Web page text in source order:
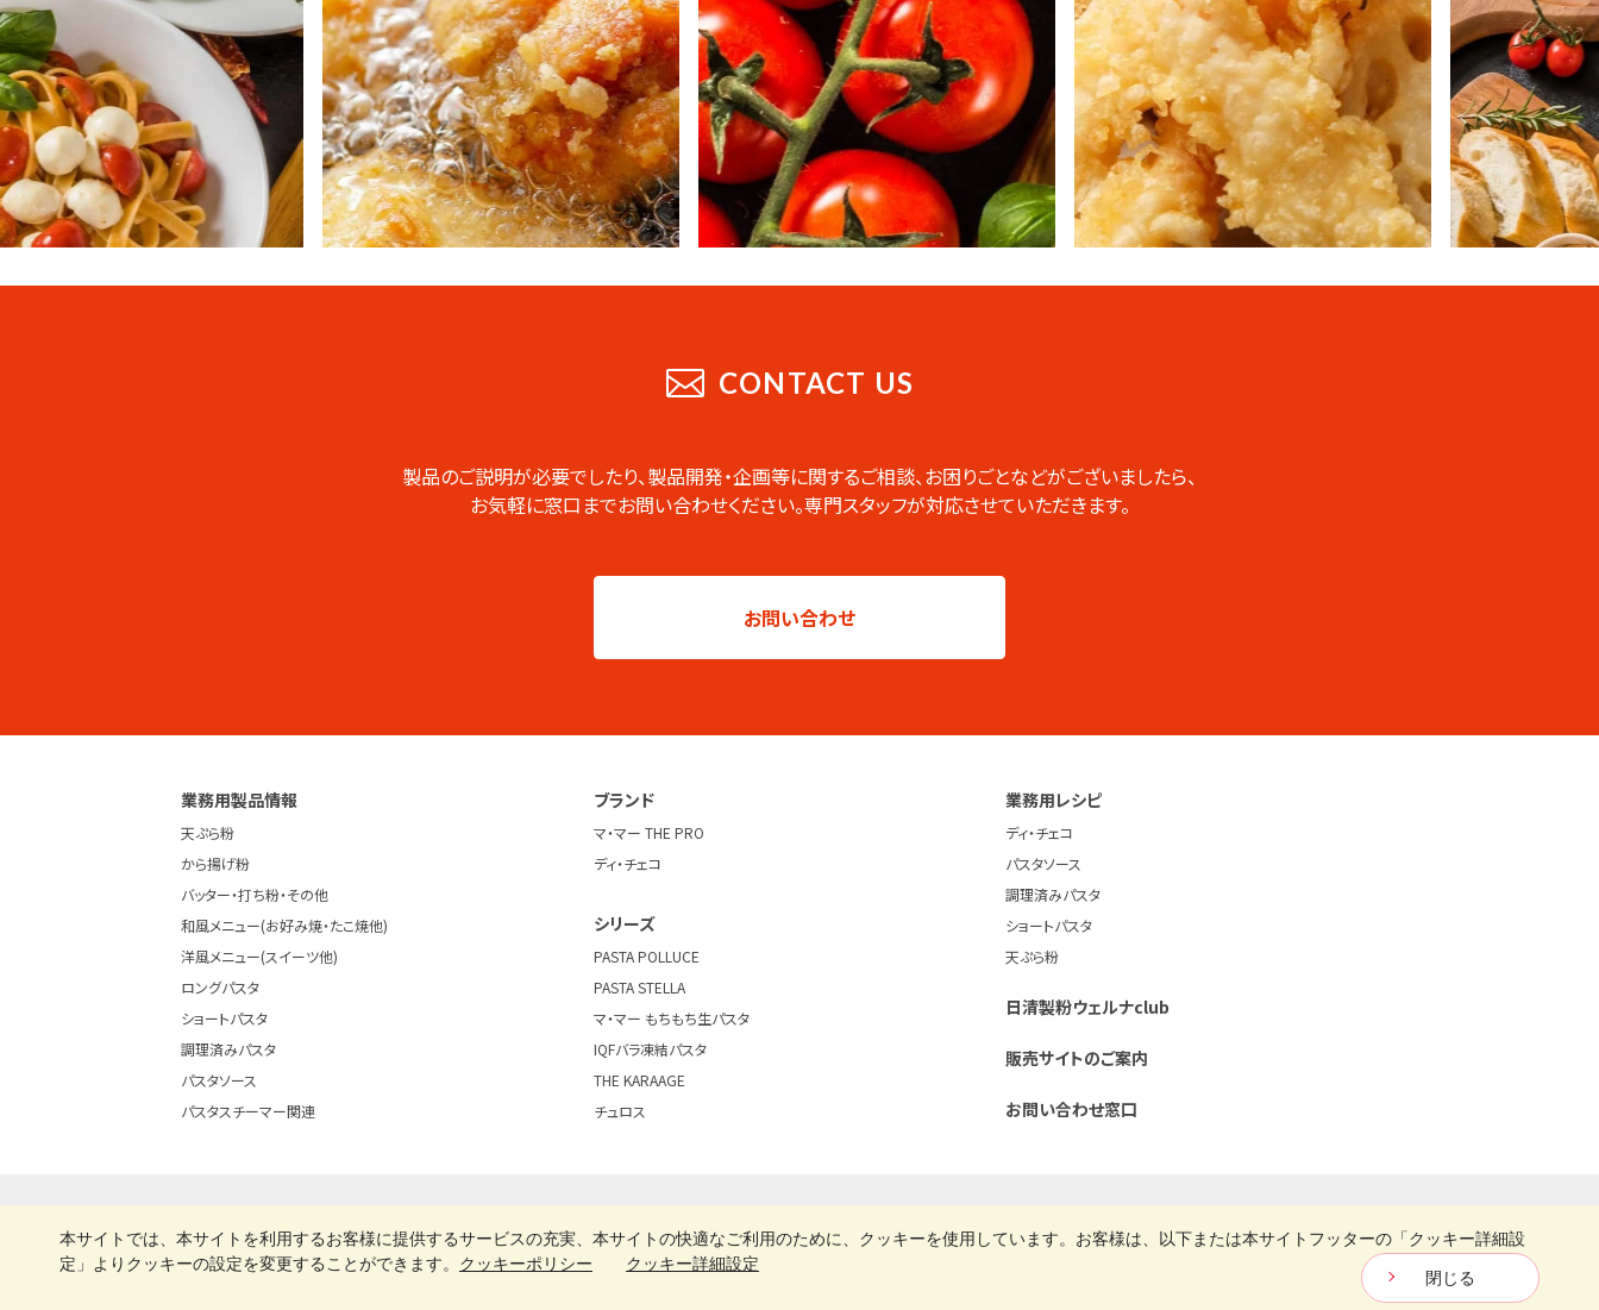
パンフレットは専用
ページでご覧くださ
パンフレット
はこちらから
CONTACT US
製品のご説明が必要でしたり、製品開発・企画等に関するご相談、お困りごとなどがございましたら、
お気軽に窓口までお問い合わせください。専門スタッフが対応させていただきます。
お問い合わせ
業務用製品情報
天ぷら粉
から揚げ粉
バッター・打ち粉・その他
和風メニュー(お好み焼・たこ焼他)
洋風メニュー(スイーツ他)
ロングパスタ
ショートパスタ
調理済みパスタ
パスタソース
パスタスチーマー関連
ブランド
マ・マー THE PRO
ディ・チェコ
シリーズ
PASTA POLLUCE
PASTA STELLA
マ・マー もちもち生パスタ
IQFバラ凍結パスタ
THE KARAAGE
チュロス
業務用レシピ
ディ・チェコ
パスタソース
調理済みパスタ
ショートパスタ
天ぷら粉
日清製粉ウェルナclub
販売サイトのご案内
お問い合わせ窓口
企業情報 プライバシーポリシー ご利用規約 クッキーポリシー クッキー詳細設定
日清製粉業務用お役立ちサイト「創・食Club」
Copyright © Nisshin Seifun Welna Inc. All Rights Reserved.
本サイトでは、本サイトを利用するお客様に提供するサービスの充実、本サイトの快適なご利用のために、クッキーを使用しています。お客様は、以下または本サイトフッターの「クッキー詳細設
定」よりクッキーの設定を変更することができます。 クッキーポリシー クッキー詳細設定
閉じる